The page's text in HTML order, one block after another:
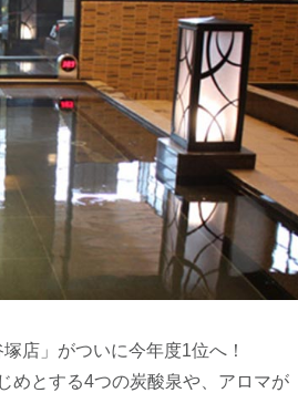
店」がついに今年度1位へ！
めとする4つの炭酸泉や、アロマが